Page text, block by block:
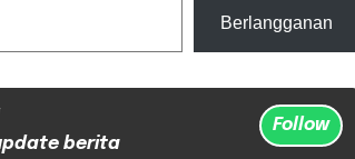
Berlangganan
berita
Follow